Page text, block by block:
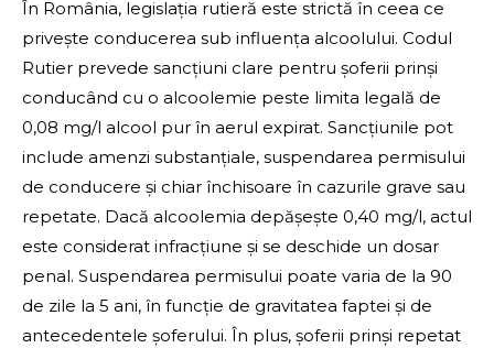
În România, legislația rutieră este strictă în ceea ce
privește conducerea sub influența alcoolului. Codul
Rutier prevede sancțiuni clare pentru șoferii prinși
conducând cu o alcoolemie peste limita legală de
0,08 mg/l alcool pur în aerul expirat. Sancțiunile pot
include amenzi substanțiale, suspendarea permisului
de conducere și chiar închisoare în cazurile grave sau
repetate. Dacă alcoolemia depășește 0,40 mg/l, actul
este considerat infracțiune și se deschide un dosar
penal. Suspendarea permisului poate varia de la 90
de zile la 5 ani, în funcție de gravitatea faptei și de
antecedentele șoferului. În plus, șoferii prinși repetat